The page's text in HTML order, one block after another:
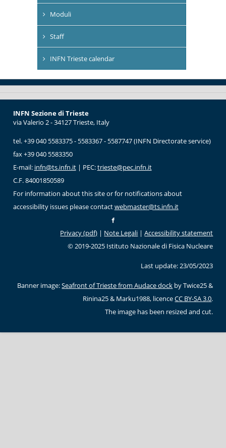
Moduli
Staff
INFN Trieste calendar
INFN Sezione di Trieste
via Valerio 2 - 34127 Trieste, Italy
tel. +39 040 5583375 - 5583367 - 5587747 (INFN Directorate service)
fax +39 040 5583350
E-mail: infn@ts.infn.it| PEC:trieste@pec.infn.it
C.F. 84001850589
For information about this site or for notifications about
accessibility issues please contactwebmaster@ts.infn.it
Privacy (pdf) | Note Legali |Accessibility statement
© 2019-2025 Istituto Nazionale di Fisica Nucleare
Last update: 23/05/2023
Banner image:Seafront of Trieste from Audace dock by Twice25 &
Rinina25 & Marku1988, licenceCC BY-SA 3.0.
The image has been resized and cut.